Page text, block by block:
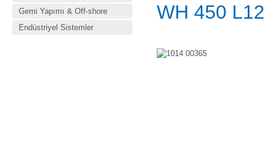
Gemi Yapımı & Off-shore
Endüstriyel Sistemler
WH 450 L12